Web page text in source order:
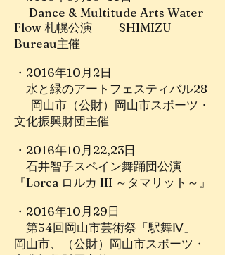
Dance & Multitude Arts Water
Flow 札幌公演 SHIMIZU
Bureau主催
・2016年10月2日
水と緑のアートフェスティバル28
岡山市（公財）岡山市スポーツ・
文化振興財団主催
・2016年10月22,23日
石井智子スペイン舞踊団公演
『Lorca ロルカ III ～タマリット～』
・2016年10月29日
第54回岡山市芸術祭「駅舞Ⅳ」
岡山市、（公財）岡山市スポーツ・